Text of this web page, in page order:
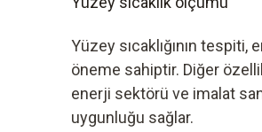
Yüzey sıcaklığının
öneme sahiptir. Diğer
enerji sektörü ve imalat
uygunluğu sağlar.